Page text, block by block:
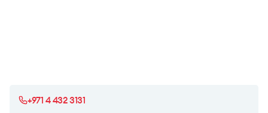
+971 4 432 3131